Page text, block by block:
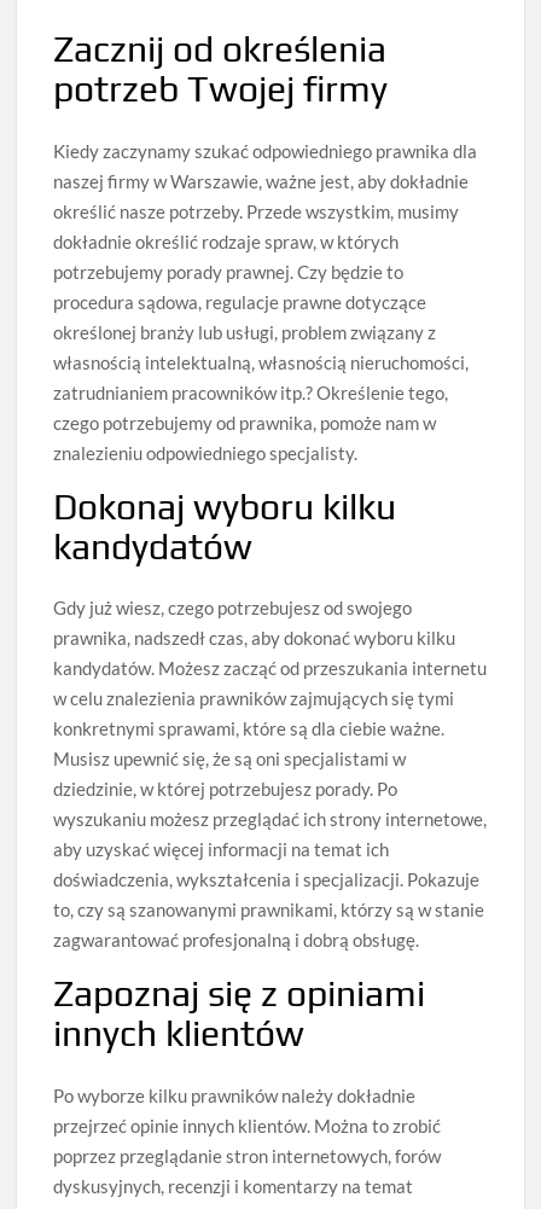
Zacznij od określenia
potrzeb Twojej firmy
Kiedy zaczynamy szukać odpowiedniego prawnika dla
naszej firmy w Warszawie, ważne jest, aby dokładnie
określić nasze potrzeby. Przede wszystkim, musimy
dokładnie określić rodzaje spraw, w których
potrzebujemy porady prawnej. Czy będzie to
procedura sądowa, regulacje prawne dotyczące
określonej branży lub usługi, problem związany z
własnością intelektualną, własnością nieruchomości,
zatrudnianiem pracowników itp.? Określenie tego,
czego potrzebujemy od prawnika, pomoże nam w
znalezieniu odpowiedniego specjalisty.
Dokonaj wyboru kilku
kandydatów
Gdy już wiesz, czego potrzebujesz od swojego
prawnika, nadszedł czas, aby dokonać wyboru kilku
kandydatów. Możesz zacząć od przeszukania internetu
w celu znalezienia prawników zajmujących się tymi
konkretnymi sprawami, które są dla ciebie ważne.
Musisz upewnić się, że są oni specjalistami w
dziedzinie, w której potrzebujesz porady. Po
wyszukaniu możesz przeglądać ich strony internetowe,
aby uzyskać więcej informacji na temat ich
doświadczenia, wykształcenia i specjalizacji. Pokazuje
to, czy są szanowanymi prawnikami, którzy są w stanie
zagwarantować profesjonalną i dobrą obsługę.
Zapoznaj się z opiniami
innych klientów
Po wyborze kilku prawników należy dokładnie
przejrzeć opinie innych klientów. Można to zrobić
poprzez przeglądanie stron internetowych, forów
dyskusyjnych, recenzji i komentarzy na temat